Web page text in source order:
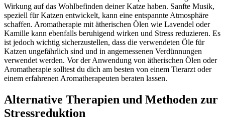
Wirkung auf das Wohlbefinden deiner Katze haben. Sanfte Musik,
speziell für Katzen entwickelt, kann eine entspannte Atmosphäre
schaffen. Aromatherapie mit ätherischen Ölen wie Lavendel oder
Kamille kann ebenfalls beruhigend wirken und Stress reduzieren. Es
ist jedoch wichtig sicherzustellen, dass die verwendeten Öle für
Katzen ungefährlich sind und in angemessenen Verdünnungen
verwendet werden. Vor der Anwendung von ätherischen Ölen oder
Aromatherapie solltest du dich am besten von einem Tierarzt oder
einem erfahrenen Aromatherapeuten beraten lassen.
Alternative Therapien und Methoden zur
Stressreduktion